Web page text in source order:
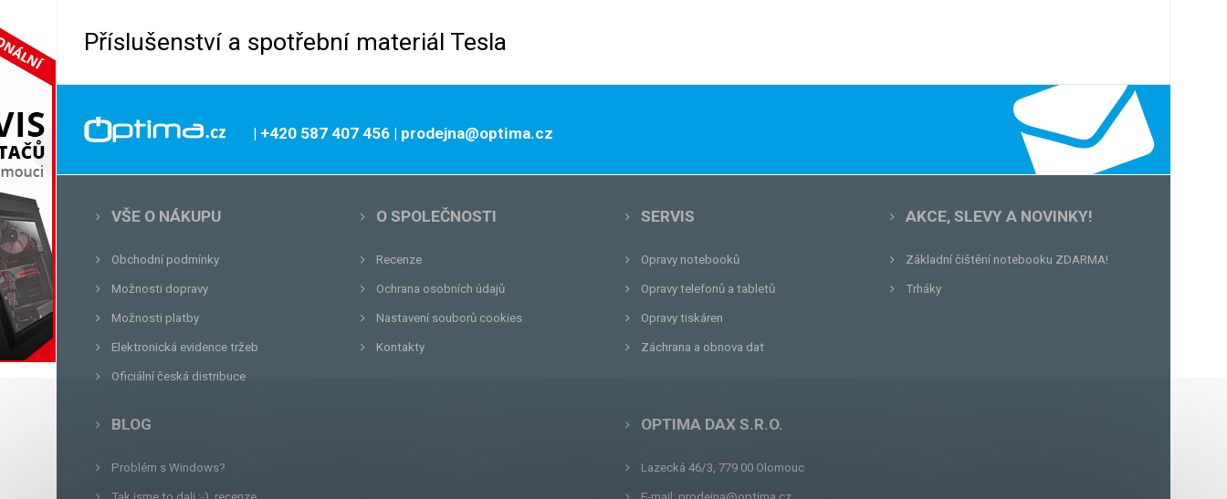
Příslušenství a spotřební materiál Tesla
| +420 587 407 456 | prodejna@optima.cz
VŠE O NÁKUPU
Obchodní podmínky
Možnosti dopravy
Možnosti platby
Elektronická evidence tržeb
Oficiální česká distribuce
O SPOLEČNOSTI
Recenze
Ochrana osobních údajů
Nastavení souborů cookies
Kontakty
SERVIS
Opravy notebooků
Opravy telefonů a tabletů
Opravy tiskáren
Záchrana a obnova dat
AKCE, SLEVY A NOVINKY!
Základní čištění notebooku ZDARMA!
Trháky
BLOG
Problém s Windows?
OPTIMA DAX S.R.O.
Lazecká 46/3, 779 00 Olomouc